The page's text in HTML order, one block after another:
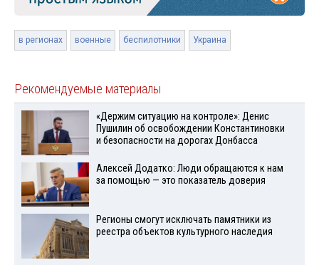
в регионах военные беспилотники Украина
Рекомендуемые материалы
«Держим ситуацию на контроле»: Денис
Пушилин об освобождении Константиновки
и безопасности на дорогах Донбасса
Алексей Додатко: Люди обращаются к нам
за помощью — это показатель доверия
Регионы смогут исключать памятники из
реестра объектов культурного наследия